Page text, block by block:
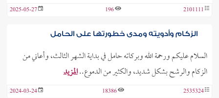
2101111
196
2025-05-27
الزكام وأدويته ومدى خطورتها على الحامل
السلام عليكم ورحمة الله وبركاته حامل في بداية الشهر الثالث، وأعاني من
الزكام والرشح بشكل شديد، والكثير من الدموع..المزيد
2535324
18386
2024-03-24